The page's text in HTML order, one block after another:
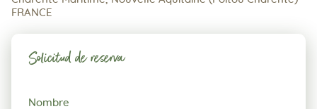
FRANCE
Solicitud de reserva
Solicitud
Nombre